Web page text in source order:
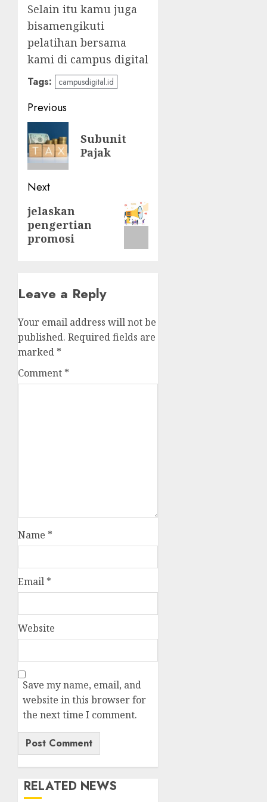
Selain itu kamu juga
bisamengikuti
pelatihan bersama
kami di campus digital
Tags: campusdigital.id
Post
navigation
Previous
Previous
post:
Subunit
Pajak
Next
Next
post:
jelaskan
pengertian
promosi
Leave a Reply
Your email address will not be
published. Required fields are
marked *
Comment *
Name *
Email *
Website
Save my name, email, and
website in this browser for
the next time I comment.
RELATED NEWS